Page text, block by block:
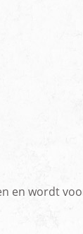
en wordt